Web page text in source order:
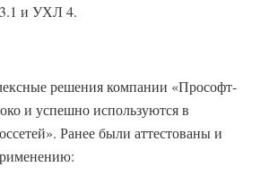
и УХЛ 4.
решения компании «Прософт-
и успешно используются в
Ранее были аттестованы и